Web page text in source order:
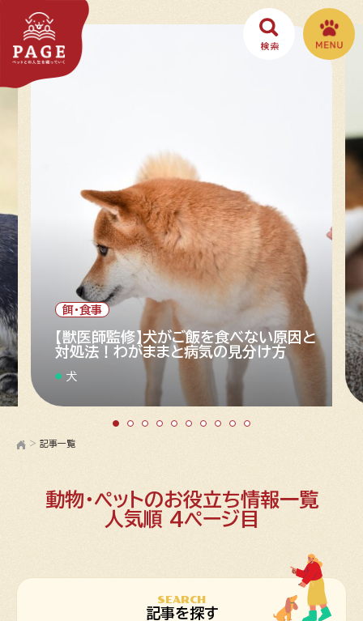
餌・食事
【獣医師監修】犬がご飯を食べない原因と
対処法！わがままと病気の見分け方
犬
> 記事一覧
動物・ペットのお役立ち情報一覧
人気順 4ページ目
SEARCH
記事を探す